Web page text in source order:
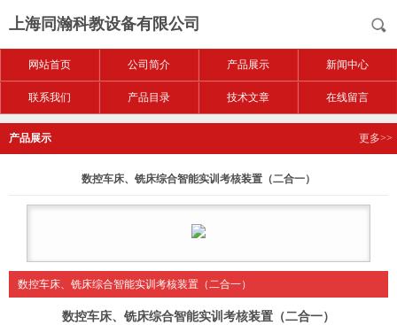
上海同瀚科教设备有限公司
网站首页 公司简介 产品展示 新闻中心
联系我们 产品目录 技术文章 在线留言
产品展示 更多>>
数控车床、铣床综合智能实训考核装置（二合一）
数控车床、铣床综合智能实训考核装置（二合一）
数控车床、铣床综合智能实训考核装置（二合一）